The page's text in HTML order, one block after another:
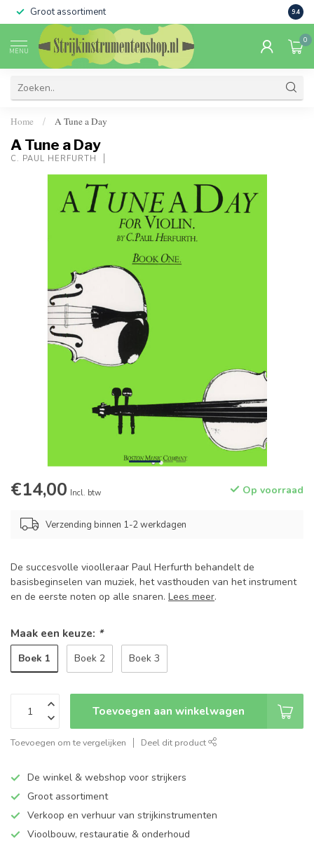
Groot assortiment 9.4
MENU
0
Home / A Tune a Day
A Tune a Day
C. PAUL HERFURTH
€14,00 Incl. btw Op voorraad
Verzending binnen 1-2 werkdagen
De succesvolle vioolleraar Paul Herfurth behandelt de
basisbeginselen van muziek, het vasthouden van het instrument
en de eerste noten op alle snaren. Lees meer.
Maak een keuze: *
Boek 1 Boek 2 Boek 3
Toevoegen aan winkelwagen
Toevoegen om te vergelijken Deel dit product
De winkel & webshop voor strijkers
Groot assortiment
Verkoop en verhuur van strijkinstrumenten
Vioolbouw, restauratie & onderhoud